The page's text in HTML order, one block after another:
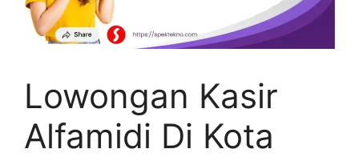
Lowongan Kasir
Alfamidi Di Kota